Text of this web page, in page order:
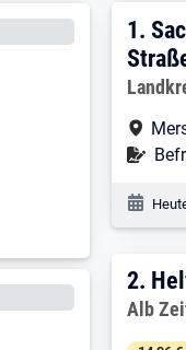
1.
1.
2.
2.
Alb